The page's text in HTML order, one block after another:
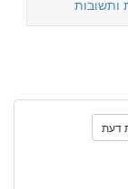
ותשובות
דעת